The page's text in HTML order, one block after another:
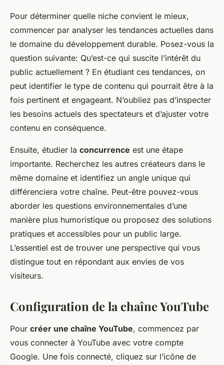
Pour déterminer quelle niche convient le mieux,
commencer par analyser les tendances actuelles dans
le domaine du développement durable. Posez-vous la
question suivante: Qu’est-ce qui suscite l’intérêt du
public actuellement ? En étudiant ces tendances, on
peut identifier le type de contenu qui pourrait être à la
fois pertinent et engageant. N’oubliez pas d’inspecter
les besoins actuels des spectateurs et d’ajuster votre
contenu en conséquence.
Ensuite, étudier la concurrence est une étape
importante. Recherchez les autres créateurs dans le
même domaine et identifiez un angle unique qui
différenciera votre chaîne. Peut-être pouvez-vous
aborder les questions environnementales d’une
manière plus humoristique ou proposez des solutions
pratiques et accessibles pour un public large.
L’essentiel est de trouver une perspective qui vous
distingue tout en répondant aux envies de vos
visiteurs.
Configuration de la chaîne YouTube
Pour créer une chaîne YouTube, commencez par
vous connecter à YouTube avec votre compte
Google. Une fois connecté, cliquez sur l’icône de